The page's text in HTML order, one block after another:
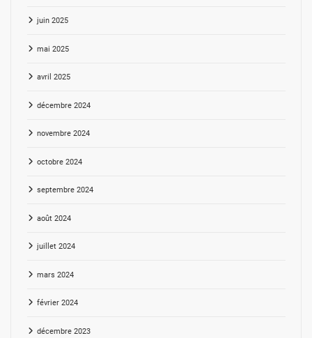
juin 2025
mai 2025
avril 2025
décembre 2024
novembre 2024
octobre 2024
septembre 2024
août 2024
juillet 2024
mars 2024
février 2024
décembre 2023